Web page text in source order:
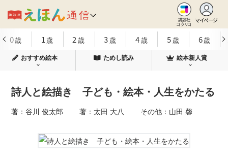
講談社
コクリコ
マイページ
0歳 1歳 2 歳 3歳 4歳 5歳 6歳
おすすめ絵本 ためし読み 絵本新人賞
詩人と絵描き 子ども・絵本・人生をかたる
著：谷川 俊太郎 著：太田 大八 その他：山田 馨